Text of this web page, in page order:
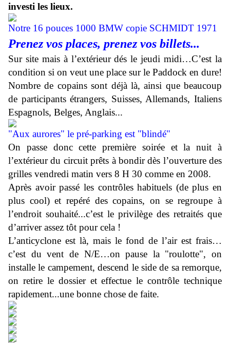
investi les lieux.
Notre 16 pouces 1000 BMW copie SCHMIDT 1971
Prenez vos places, prenez vos billets...
Sur site mais à l’extérieur dés le jeudi midi…C’est la
condition si on veut une place sur le Paddock en dure!
Nombre de copains sont déjà là, ainsi que beaucoup
de participants étrangers, Suisses, Allemands, Italiens
Espagnols, Belges, Anglais...
"Aux aurores" le pré-parking est "blindé"
On passe donc cette première soirée et la nuit à
l’extérieur du circuit prêts à bondir dès l’ouverture des
grilles vendredi matin vers 8 H 30 comme en 2008.
Après avoir passé les contrôles habituels (de plus en
plus cool) et repéré des copains, on se regroupe à
l’endroit souhaité...c’est le privilège des retraités que
d’arriver assez tôt pour cela !
L’anticyclone est là, mais le fond de l’air est frais…
c’est du vent de N/E…on pause la "roulotte", on
installe le campement, descend le side de sa remorque,
on retire le dossier et effectue le contrôle technique
rapidement...une bonne chose de faite.